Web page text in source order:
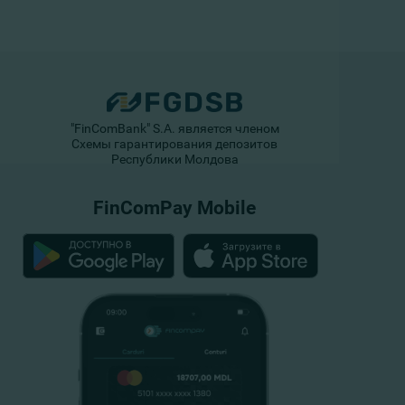
"FinComBank" S.A. является членом
Схемы гарантирования депозитов
Республики Молдова
FinComPay Mobile